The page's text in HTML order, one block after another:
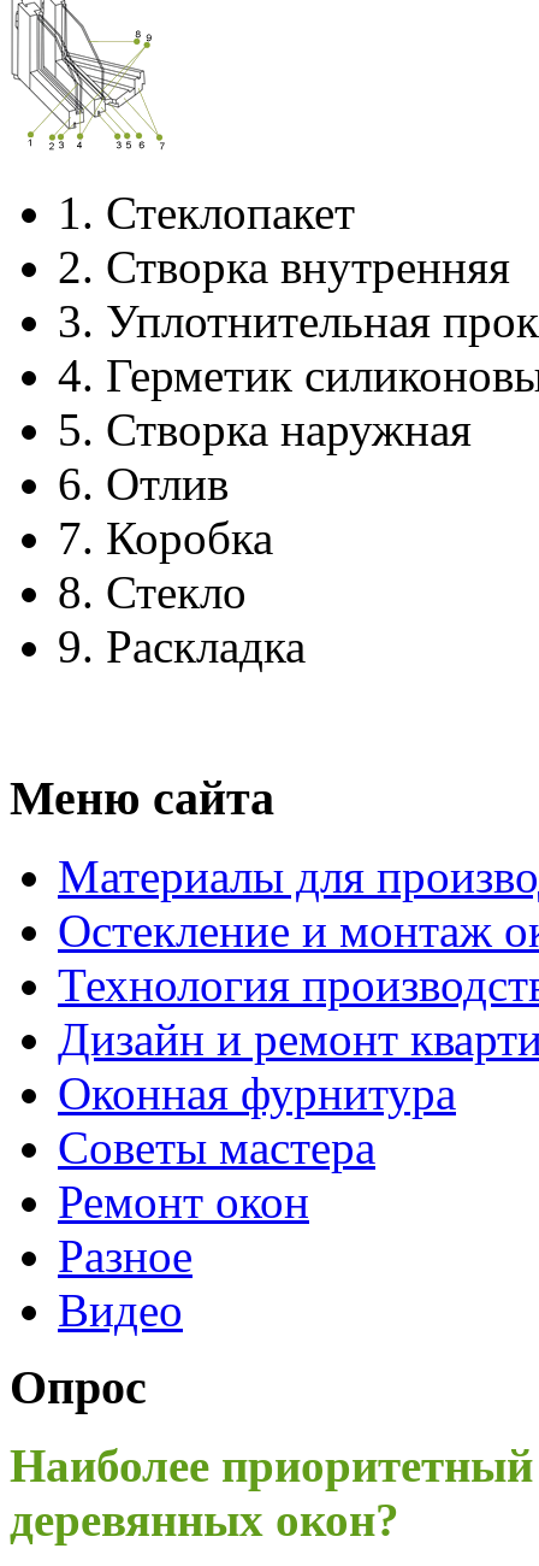
1. Стеклопакет
2. Створка внутренняя
3. Уплотнительная
4. Герметик
5. Створка наружная
6. Отлив
7. Коробка
8. Стекло
9. Раскладка
Меню сайта
Материалы для
Остекление и монтаж
Технология
Дизайн и ремонт
Оконная фурнитура
Советы мастера
Ремонт окон
Разное
Видео
Опрос
Наиболее
деревянных окон?